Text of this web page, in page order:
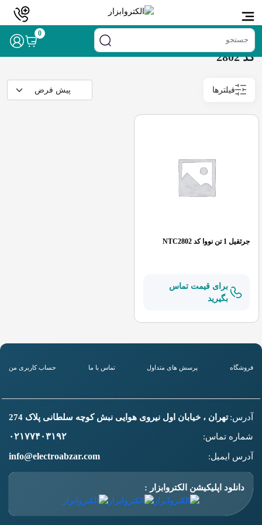
0 خانه/ محصولات برچسب خورده “کد 2802”
کد 2802
فیلترها
جرثقیل 1 تن نووا کد NTC2802
برای قیمت تماس
بگیرید
فروشگاه پرسش های متداول تماس با ما حساب کاربری من
آدرس: تهران ، خیابان اول نیروی هوایی نبش کوچه سلطانی پلاک 274
شماره تماس: ۰۲۱۷۷۴۰۳۱۹۲
آدرس ایمیل: info@electroabzar.com
دانلود اپلیکیشن الکتروابزار :